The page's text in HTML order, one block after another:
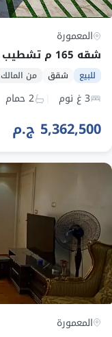
المعمورة
شقه 165 م تشطيب سوبر لوكس كامل العدادات
للبيع شقق من المالك
3 غ نوم 2 حمام
5,362,500 ج.م
المعمورة